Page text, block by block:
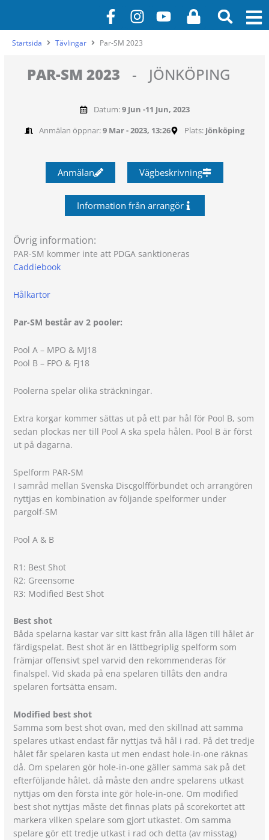
innehåll
F
a
c
b
o
k
-
I
n
s
a
m
Y
o
u
b
L
o
Startsida Tävlingar Par-SM 2023
PAR-SM 2023 - JÖNKÖPING
Datum:9 Jun -11 Jun, 2023
Anmälan öppnar:9 Mar - 2023, 13:26 Plats: Jönköping
Anmälan Vägbeskrivning
Information från arrangör
Övrig information:
PAR-SM kommer inte att PDGA sanktioneras
Caddiebook
Hålkartor
Par-SM består av 2 pooler:
Pool A – MPO & MJ18
Pool B – FPO & FJ18
Poolerna spelar olika sträckningar.
Extra korgar kommer sättas ut på ett par hål för Pool B, som
sedan plockas ner till Pool A ska spela hålen. Pool B är först
ut på dagarna.
Spelform PAR-SM
I samråd mellan Svenska Discgolfförbundet och arrangören
nyttjas en kombination av följande spelformer under
pargolf-SM
Pool A & B
R1: Best Shot
R2: Greensome
R3: Modified Best Shot
Best shot
Båda spelarna kastar var sitt kast från alla lägen till hålet är
färdigspelat. Best shot är en lättbegriplig spelform som
främjar offensivt spel varvid den rekommenderas för
finalspel. Vid skada på ena spelaren tillåts den andra
spelaren fortsätta ensam.
Modified best shot
Samma som best shot ovan, med den skillnad att samma
spelares utkast endast får nyttjas två hål i rad. På det tredje
hålet får spelaren kasta ut men endast hole-in-one räknas
då. Om spelaren gör hole-in-one gäller samma sak på det
efterföljande hålet, då måste den andre spelarens utkast
nyttjas om den första inte gör hole-in-one. Om modified
best shot nyttjas måste det finnas plats på scorekortet att
markera vilken spelare som gjort utkastet. Om samma
spelare gör ett tredje utkast i rad och detta (av misstag)